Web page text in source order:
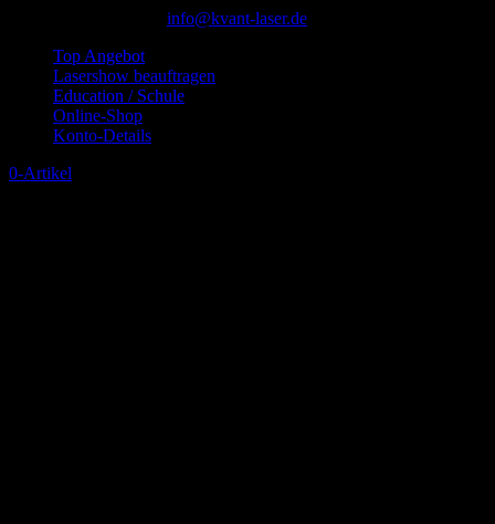
info@kvant-laser.de
Top Angebot
Lasershow beauftragen
Education / Schule
Online-Shop
Konto-Details
0-Artikel